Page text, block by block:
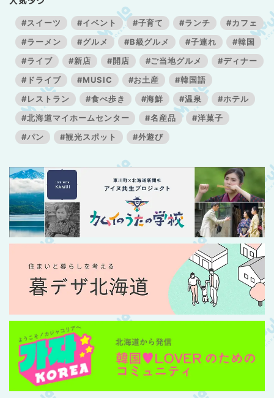
#スイーツ #イベント #子育て #ランチ
#カフェ
#ラーメン
#グルメ #B級グルメ #子連れ
#韓国
#ライブ
#新店 #開店 #ご当地グルメ
#ディナー
#ドライブ
#MUSIC #お土産
#韓国語
#レストラン
#食べ歩き #海鮮 #温泉
#ホテル
#北海道マイホームセンター
#名産品
#洋菓子
#パン
#観光スポット #外遊び